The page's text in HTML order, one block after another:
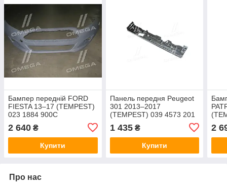
Бампер передній FORD
FIESTA 13–17 (TEMPEST)
023 1884 900C
2 640 ₴
Купити
Панель передня Peugeot
301 2013–2017
(TEMPEST) 039 4573 201
1 435₴
Купити
2
Про нас